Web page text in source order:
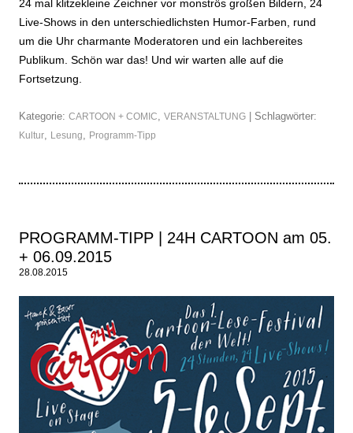
24 mal klitzekleine Zeichner vor monströs großen Bildern, 24
Live-Shows in den unterschiedlichsten Humor-Farben, rund
um die Uhr charmante Moderatoren und ein lachbereites
Publikum. Schön war das! Und wir warten alle auf die
Fortsetzung.
Kategorie: CARTOON + COMIC, VERANSTALTUNG | Schlagwörter:
Kultur, Lesung, Programm-Tipp
PROGRAMM-TIPP | 24H CARTOON am 05.
+ 06.09.2015
28.08.2015